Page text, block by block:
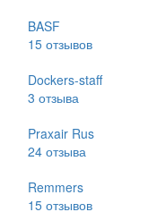
BASF
15отзывов
Dockers-staff
3 отзыва
Praxair Rus
24отзыва
Remmers
15отзывов